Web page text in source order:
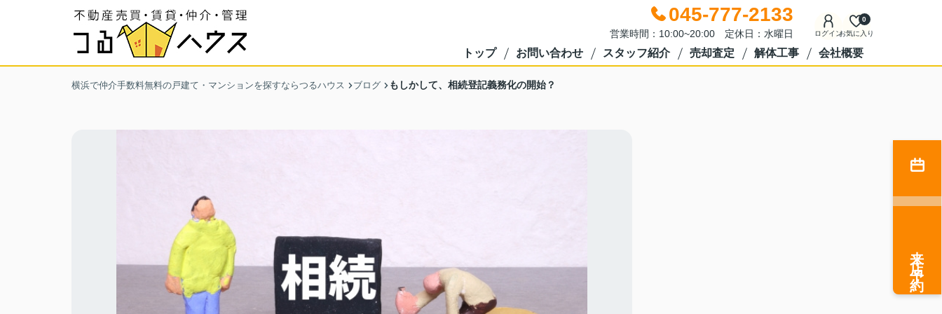
045-777-2133
営業時間：10:00~20:00 定休日：水曜日 ログインお気に入り
0
トップ お問い合わせ スタッフ紹介 売却査定 解体工事 会社概要
横浜で仲介手数料無料の戸建て・マンションを探すならつるハウス ブログ もしかして、相続登記義務化の開始？
来店予約